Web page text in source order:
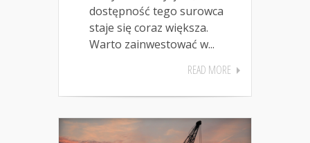
dostępność tego surowca
staje się coraz większa.
Warto zainwestować w...
READ MORE